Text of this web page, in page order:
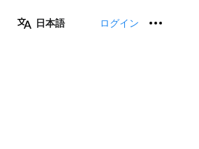
日本語 ログイン